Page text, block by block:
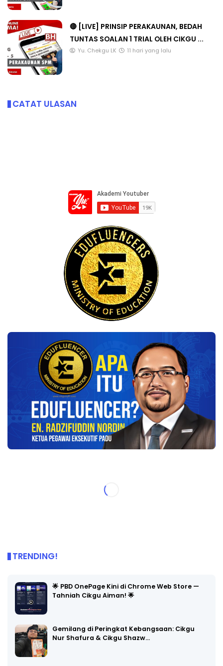
🔴 [LIVE] PRINSIP PERAKAUNAN, BEDAH
TUNTAS SOALAN 1 TRIAL OLEH CIKGU ...
Yu. Chekgu LK 11 hari yang lalu
CATAT ULASAN
TRENDING!
🌟 PBD OnePage Kini di Chrome Web Store —
Tahniah Cikgu Aiman! 🌟
Gemilang di Peringkat Kebangsaan: Cikgu
Nur Shafura & Cikgu Shazw…